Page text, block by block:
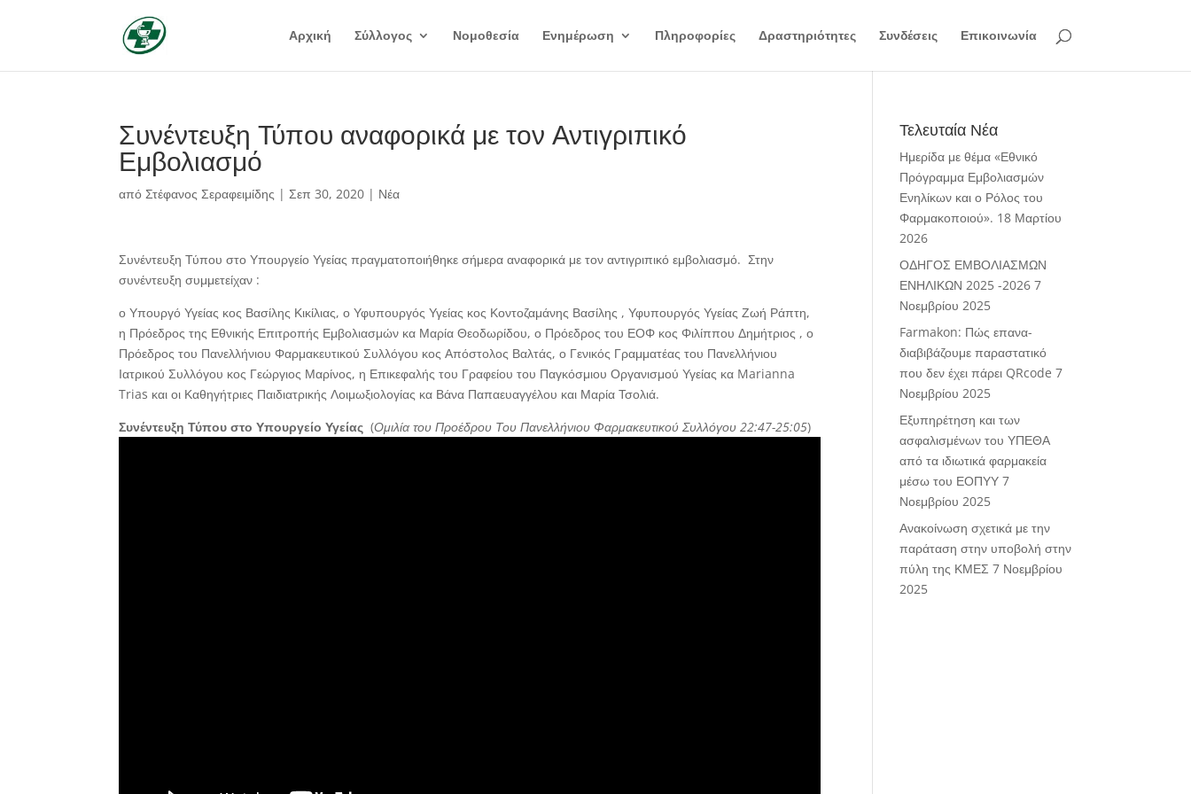
Αρχική Σύλλογος Νομοθεσία Ενημέρωση Πληροφορίες Δραστηριότητες Συνδέσεις Επικοινωνία
Συνέντευξη Τύπου αναφορικά με τον Αντιγριπικό
Εμβολιασμό
απόΣτέφανος Σεραφειμίδης |Σεπ 30, 2020 | Νέα
Συνέντευξη Τύπου στο Υπουργείο Υγείας πραγματοποιήθηκε σήμερα αναφορικά με τον αντιγριπικό εμβολιασμό. Στην
συνέντευξη συμμετείχαν :
ο Υπουργό Υγείας κος Βασίλης Κικίλιας, ο Υφυπουργός Υγείας κος Κοντοζαμάνης Βασίλης , Υφυπουργός Υγείας Ζωή Ράπτη,
η Πρόεδρος της Εθνικής Επιτροπής Εμβολιασμών κα Μαρία Θεοδωρίδου, ο Πρόεδρος του ΕΟΦ κος Φιλίππου Δημήτριος , ο
Πρόεδρος του Πανελλήνιου Φαρμακευτικού Συλλόγου κος Απόστολος Βαλτάς, ο Γενικός Γραμματέας του Πανελλήνιου
Ιατρικού Συλλόγου κος Γεώργιος Μαρίνος, η Επικεφαλής του Γραφείου του Παγκόσμιου Οργανισμού Υγείας κα Marianna
Trias και οι Καθηγήτριες Παιδιατρικής Λοιμωξιολογίας κα Βάνα Παπαευαγγέλου και Μαρία Τσολιά.
Συνέντευξη Τύπου στο Υπουργείο Υγείας(Ομιλία του Προέδρου Του Πανελλήνιου Φαρμακευτικού Συλλόγου 22:47-25:05)
Τελευταία Νέα
Ημερίδα με θέμα «Εθνικό
Πρόγραμμα Εμβολιασμών
Ενηλίκων και ο Ρόλος του
Φαρμακοποιού». 18 Μαρτίου
2026
ΟΔΗΓΟΣ ΕΜΒΟΛΙΑΣΜΩΝ
ΕΝΗΛΙΚΩΝ 2025 -2026 7
Νοεμβρίου 2025
Farmakon: Πώς επανα-
διαβιβάζουμε παραστατικό
που δεν έχει πάρει QRcode 7
Νοεμβρίου 2025
Εξυπηρέτηση και των
ασφαλισμένων του ΥΠΕΘΑ
από τα ιδιωτικά φαρμακεία
μέσω του ΕΟΠΥΥ 7
Νοεμβρίου 2025
Ανακοίνωση σχετικά με την
παράταση στην υποβολή στην
πύλη της ΚΜΕΣ 7 Νοεμβρίου
2025